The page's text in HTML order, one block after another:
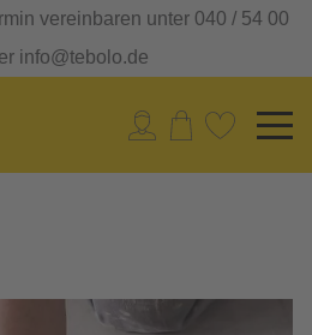
vereinbaren unter 040 / 54 00
info@tebolo.de